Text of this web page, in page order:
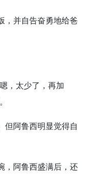
，并自告奋勇地给爸
，太少了，再加
但阿鲁西明显觉得自
，阿鲁西盛满后，还